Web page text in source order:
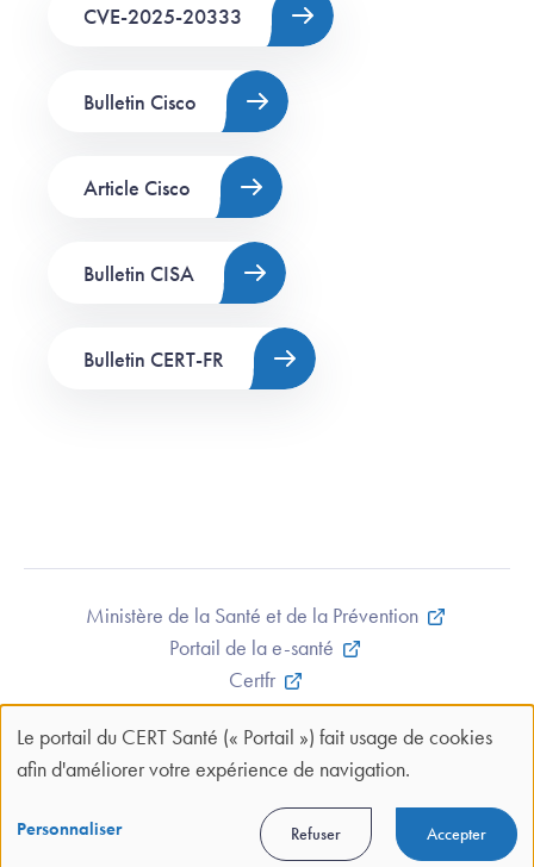
CVE-2025-20333
Bulletin Cisco
Article Cisco
Bulletin CISA
Bulletin CERT-FR
Ministère de la Santé et de la Prévention
Portail de la e-santé
Certfr
Mentions légales et CGU
Contact
Politique de confidentialité
Panneau
gestion
Le portail du CERT Santé (« Portail ») fait usage de cookies
afin d'améliorer votre expérience de navigation.
Personnaliser Refuser Accepter